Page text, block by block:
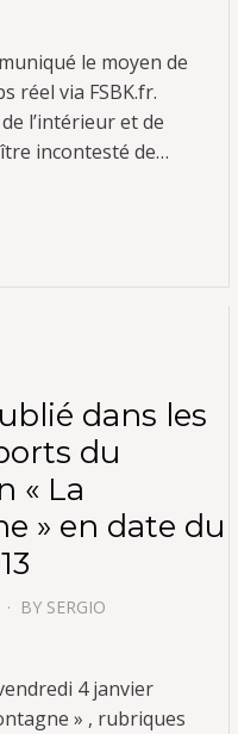
le moyen de
réel via FSBK.fr.
l’intérieur et de
incontesté de…
dans les
du
« La
» en date du
BY SERGIO
4 janvier
» , rubriques